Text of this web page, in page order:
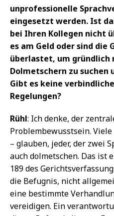
unprofessionelle
eingesetzt werden. Ist
bei Ihren Kollegen nicht
es am Geld oder sind die
überlastet, um gründlich
Dolmetschern zu suchen
Gibt es keine
Regelungen?
Rühl: Ich denke, der
Problembewusstsein.
– glauben, jeder, der zwei
auch dolmetschen. Das ist
189 des
die Befugnis, nicht
eine bestimmte
vereidigen. Ein